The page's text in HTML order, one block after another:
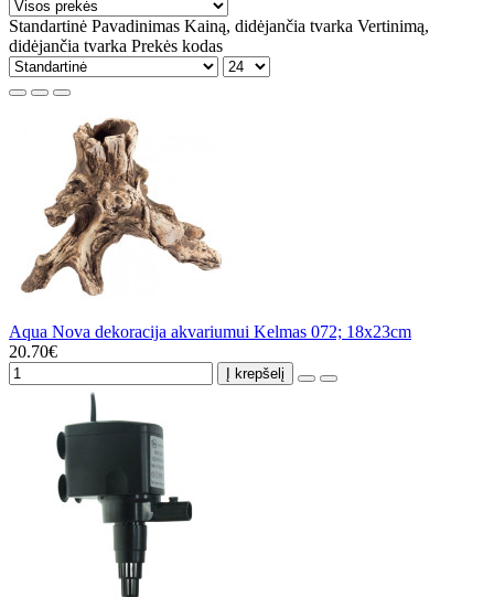
Standartinė Pavadinimas Kainą, didėjančia tvarka Vertinimą,
didėjančia tvarka Prekės kodas
Aqua Nova dekoracija akvariumui Kelmas 072; 18x23cm
20.70€
Į krepšelį